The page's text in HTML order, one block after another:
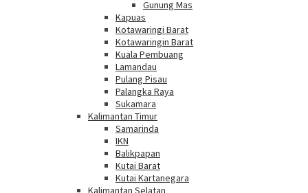
Gunung Mas
Kapuas
Kotawaringi Barat
Kotawaringin Barat
Kuala Pembuang
Lamandau
Pulang Pisau
Palangka Raya
Sukamara
Kalimantan Timur
Samarinda
IKN
Balikpapan
Kutai Barat
Kutai Kartanegara
Kalimantan Selatan